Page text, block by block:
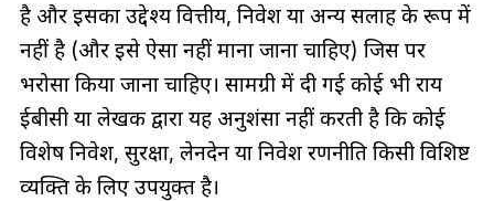
है और इसका उद्देश्य वित्तीय, निवेश या अन्य सलाह के रूप में
नहीं है (और इसे ऐसा नहीं माना जाना चाहिए) जिस पर
भरोसा किया जाना चाहिए। सामग्री में दी गई कोई भी राय
ईबीसी या लेखक द्वारा यह अनुशंसा नहीं करती है कि कोई
विशेष निवेश, सुरक्षा, लेनदेन या निवेश रणनीति किसी विशिष्ट
व्यक्ति के लिए उपयुक्त है।